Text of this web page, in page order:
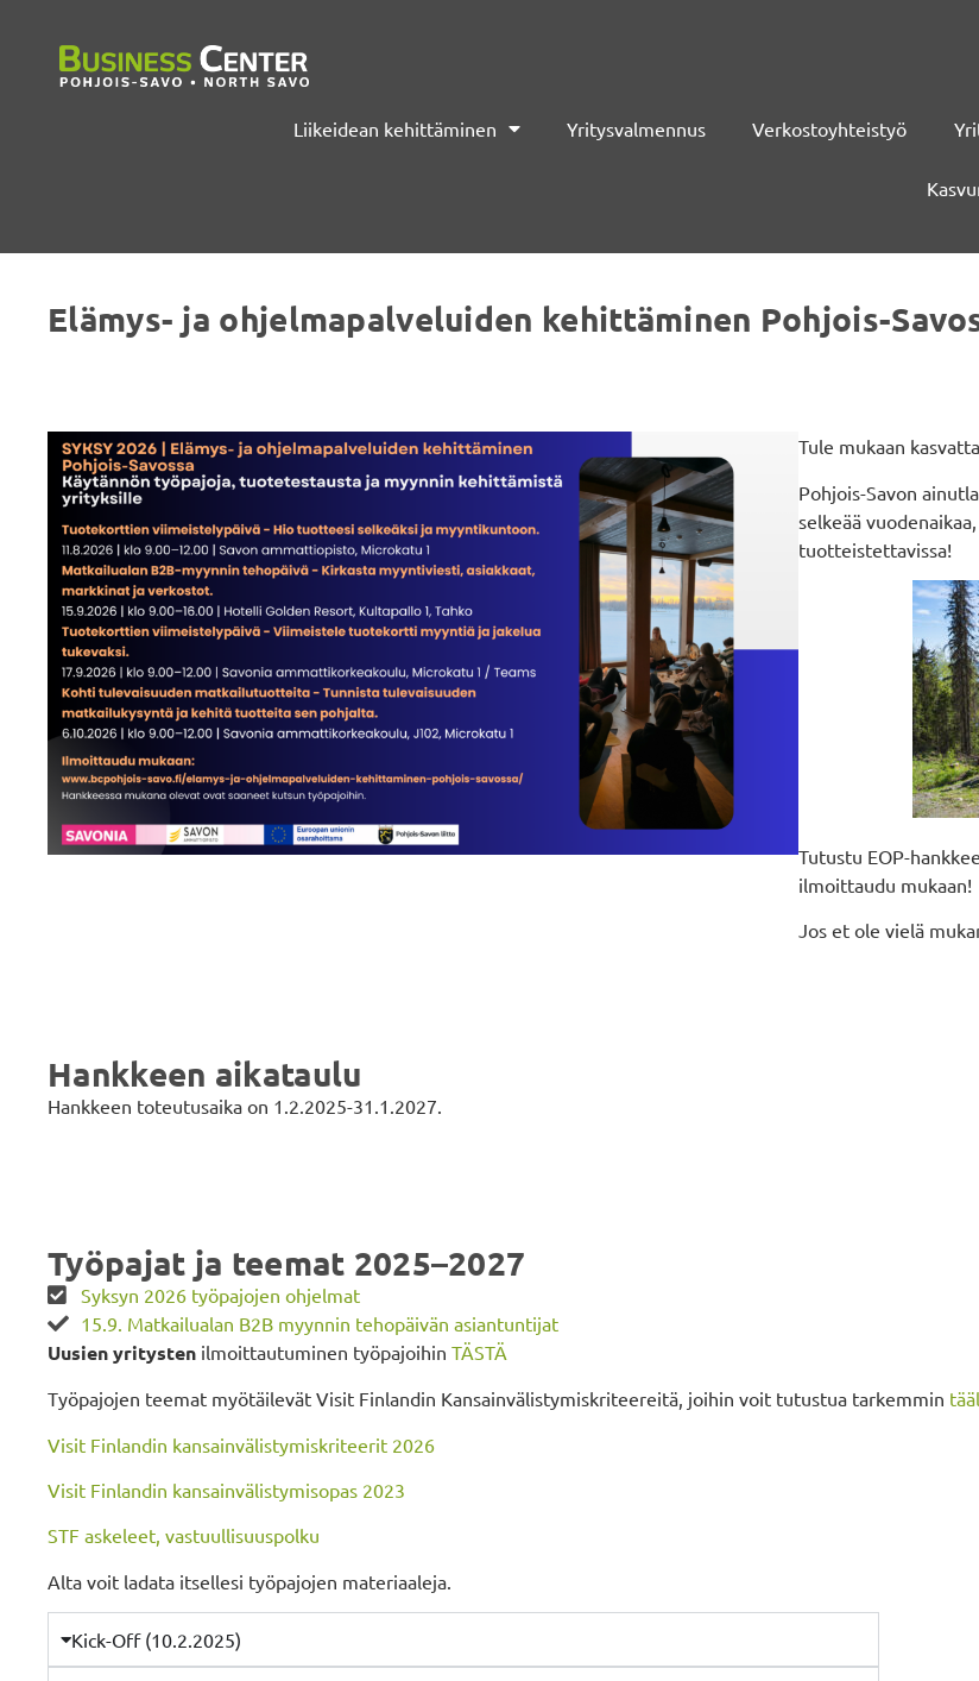
Liikeidean kehittäminen Yritysvalmennus Verkostoyhteistyö
Elämys- ja ohjelmapalveluiden kehittäminen Pohjois-
Tule mukaan
Pohjois-Savon
selkeää
tuotteistettavissa!
Tutustu EOP-
ilmoittaudu mukaan!
Jos et ole vielä
Hankkeen aikataulu
Hankkeen toteutusaika on 1.2.2025-31.1.2027.
Työpajat ja teemat 2025–2027
Syksyn 2026 työpajojen ohjelmat
15.9. Matkailualan B2B myynnin tehopäivän asiantuntijat
Uusien yritysten ilmoittautuminen työpajoihin TÄSTÄ
Työpajojen teemat myötäilevät Visit Finlandin Kansainvälistymiskriteereitä, joihin voit tutustua tarkemmin
Visit Finlandin kansainvälistymiskriteerit 2026
Visit Finlandin kansainvälistymisopas 2023
STF askeleet, vastuullisuuspolku
Alta voit ladata itsellesi työpajojen materiaaleja.
Kick-Off (10.2.2025)